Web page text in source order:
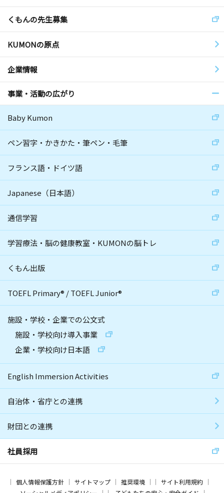
くもんの先生募集
KUMONの原点
企業情報
事業・活動の広がり
Baby Kumon
ペン習字・かきかた・筆ペン・毛筆
フランス語・ドイツ語
Japanese（日本語）
通信学習
学習療法・脳の健康教室・KUMONの脳トレ
くもん出版
TOEFL Primary® /TOEFL Junior®
施設・学校・企業での公文式
施設・学校向け導入事業
企業・学校向け日本語
English Immersion Activities
自治体・省庁との連携
財団との連携
社員採用
個人情報保護方針 サイトマップ 推奨環境
サイト利用規約